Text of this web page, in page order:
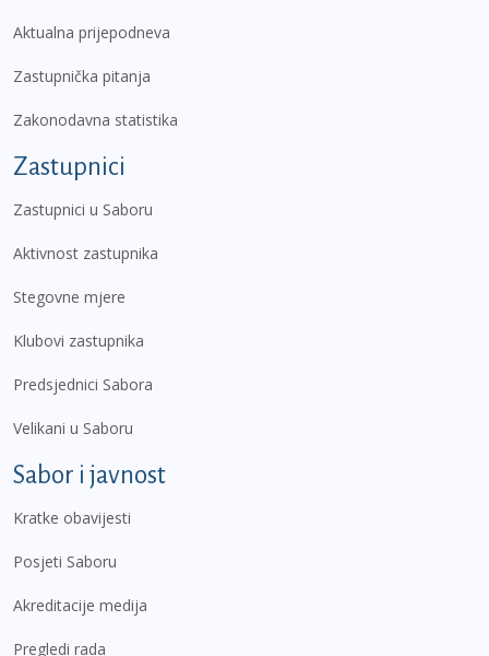
Aktualna prijepodneva
Zastupnička pitanja
Zakonodavna statistika
Zastupnici
Zastupnici u Saboru
Aktivnost zastupnika
Stegovne mjere
Klubovi zastupnika
Predsjednici Sabora
Velikani u Saboru
Sabor i javnost
Kratke obavijesti
Posjeti Saboru
Akreditacije medija
Pregledi rada